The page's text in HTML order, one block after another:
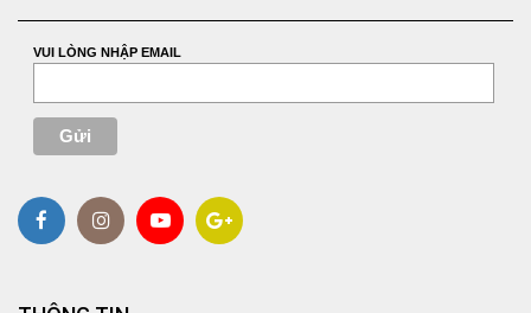
VUI LÒNG NHẬP EMAIL